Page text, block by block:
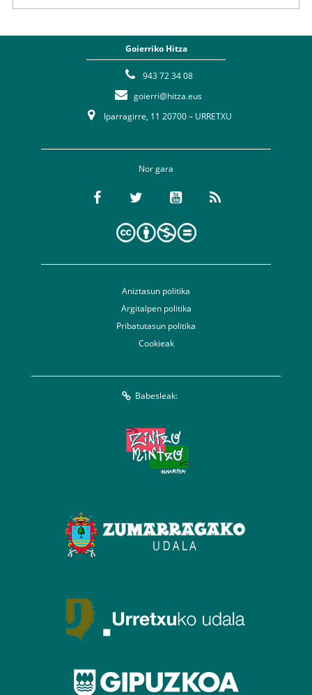
Goierriko Hitza
943 72 34 08
goierri@hitza.eus
Iparragirre, 11 20700 – URRETXU
Nor gara
Aniztasun politika
Argitalpen politika
Pribatutasun politika
Cookieak
Babesleak: